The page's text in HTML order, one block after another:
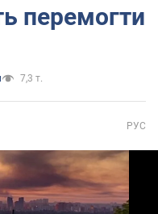
перемогти
7,3 т.
РУС